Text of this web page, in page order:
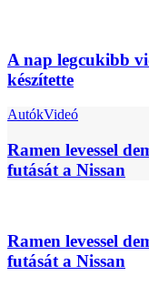
A nap legcukibb
készítette
AutókVideó
Ramen levessel
futását a Nissan
Ramen levessel
futását a Nissan